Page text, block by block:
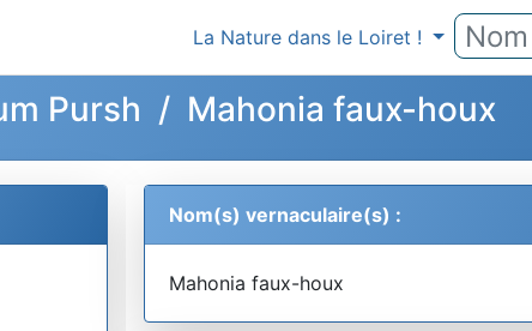
La Nature dans le Loiret !
Pursh / Mahonia faux-houx
Nom(s) vernaculaire(s) :
Mahonia faux-houx